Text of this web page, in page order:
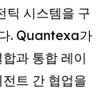
틱 시스템을 구
. Quantexa가
과 통합 레이
트 간 협업을